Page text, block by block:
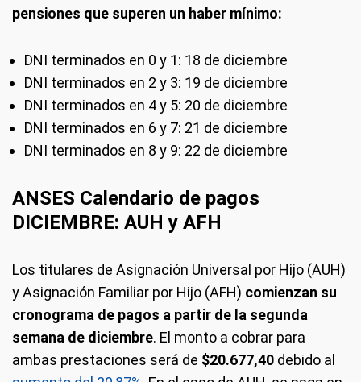
pensiones que superen un haber mínimo:
DNI terminados en 0 y 1: 18 de diciembre
DNI terminados en 2 y 3: 19 de diciembre
DNI terminados en 4 y 5: 20 de diciembre
DNI terminados en 6 y 7: 21 de diciembre
DNI terminados en 8 y 9: 22 de diciembre
ANSES Calendario de pagos
DICIEMBRE: AUH y AFH
Los titulares de Asignación Universal por Hijo (AUH)
y Asignación Familiar por Hijo (AFH) comienzan su
cronograma de pagos a partir de la segunda
semana de diciembre. El monto a cobrar para
ambas prestaciones será de $20.677,40 debido al